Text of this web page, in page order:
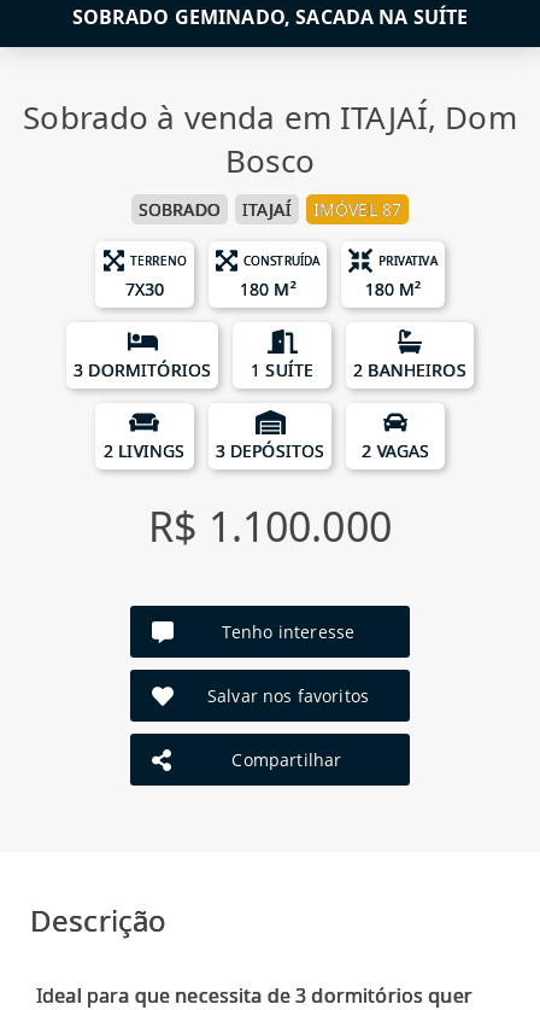
SOBRADO GEMINADO, SACADA NA SUÍTE
Sobrado à venda em ITAJAÍ, Dom
Bosco
SOBRADO ITAJAÍ IMÓVEL 87
TERRENO
7X30
CONSTRUÍDA
180 M²
PRIVATIVA
180 M²
3 DORMITÓRIOS 1 SUÍTE 2 BANHEIROS
2 LIVINGS 3 DEPÓSITOS 2 VAGAS
R$ 1.100.000
Tenho interesse
Salvar nos favoritos
Compartilhar
Descrição
Ideal para que necessita de 3 dormitórios quer